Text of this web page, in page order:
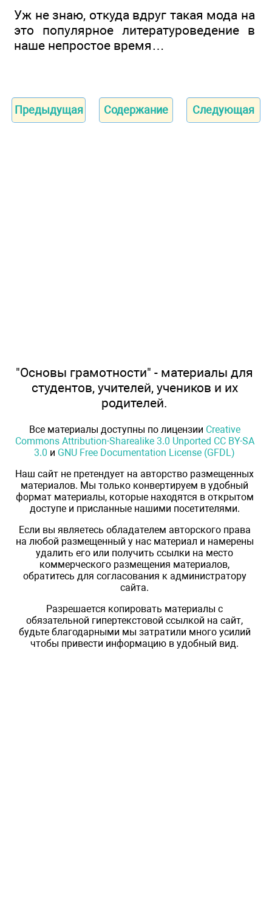
Уж не знаю, откуда вдруг такая мода на
это популярное литературоведение в
наше непростое время…
Предыдущая Содержание Следующая
"Основы грамотности" - материалы для
студентов, учителей, учеников и их
родителей.
Все материалы доступны по лицензии Creative
Commons Attribution-Sharealike 3.0 Unported CC BY-SA
3.0 и GNU Free Documentation License (GFDL)
Наш сайт не претендует на авторство размещенных
материалов. Мы только конвертируем в удобный
формат материалы, которые находятся в открытом
доступе и присланные нашими посетителями.
Если вы являетесь обладателем авторского права
на любой размещенный у нас материал и намерены
удалить его или получить ссылки на место
коммерческого размещения материалов,
обратитесь для согласования к администратору
сайта.
Разрешается копировать материалы с
обязательной гипертекстовой ссылкой на сайт,
будьте благодарными мы затратили много усилий
чтобы привести информацию в удобный вид.